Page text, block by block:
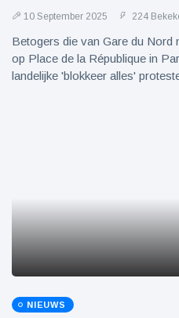
10 September 2025 224
Betogers die van Gare du Nord
op Place de la République in
landelijke 'blokkeer alles'
NIEUWS